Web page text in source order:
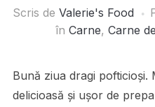
Scris de Valerie's Food
în Carne, Carne
Bună ziua dragi pofticioși.
delicioasă și ușor de